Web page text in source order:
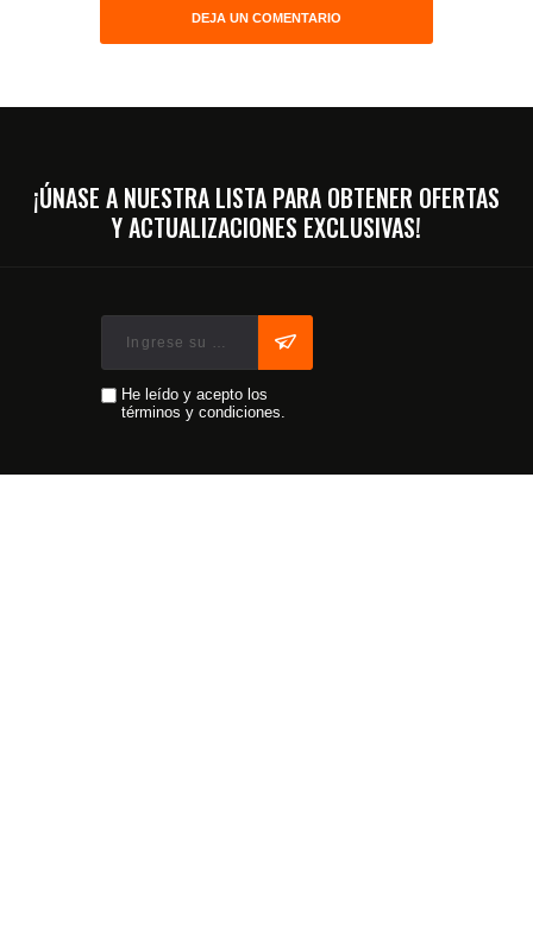
¡ÚNASE A NUESTRA LISTA PARA OBTENER OFERTAS
Y ACTUALIZACIONES EXCLUSIVAS!
He leído y acepto los
términos y condiciones.